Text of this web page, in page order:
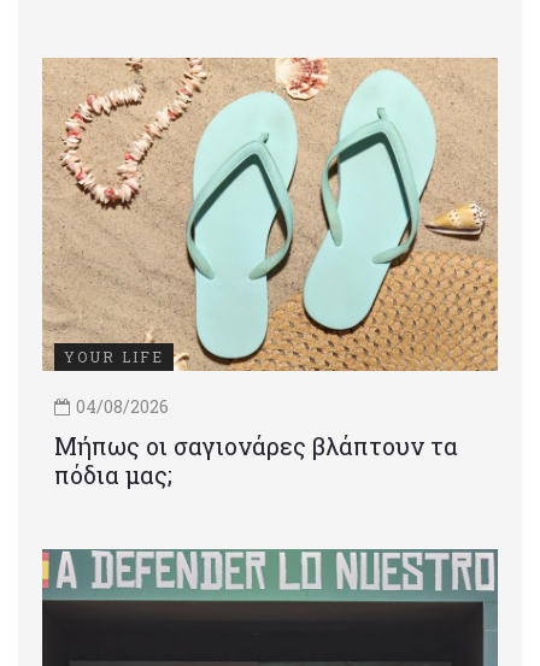
YOUR LIFE
04/08/2026
Μήπως οι σαγιονάρες βλάπτουν τα
πόδια μας;